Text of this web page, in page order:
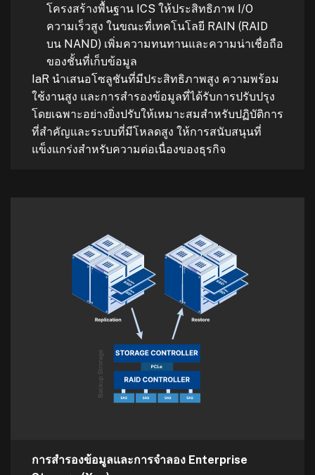
โครงสร้างพื้นฐาน ICS ให้ประสิทธิภาพ I/O
ความเร็วสูง ในขณะที่เทคโนโลยี RAIN (RAID
บน NAND) เพิ่มความทนทานและความน่าเชื่อถือ
ของชั้นที่เก็บข้อมูล
IaR นำเสนอโซลูชันที่มีประสิทธิภาพสูง ความพร้อม
ใช้งานสูง และการสำรองข้อมูลที่ได้รับการปรับปรุง
โดยเฉพาะอย่างยิ่งปรับให้เหมาะสมสำหรับปฏิบัติการ
ที่สำคัญและระบบที่มีโหลดสูง ให้การสนับสนุนที่
แข็งแกร่งสำหรับความต่อเนื่องของธุรกิจ
การสำรองข้อมูลและการจำลอง Enterprise